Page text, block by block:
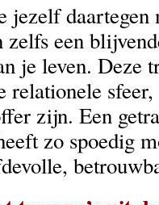
daartegen
een
je leven. Deze
relationele
zijn. Een
zo spoedig